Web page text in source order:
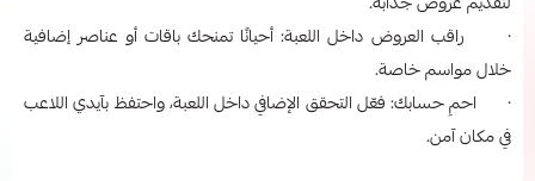
· راقب العروض داخل اللعبة: أحيانًا تمنحك باقات أو عناصر إضافية
خلال مواسم خاصة.
· احمِ حسابك: فعّل التحقق الإضافي داخل اللعبة، واحتفظ بآيدي اللاعب
في مكان آمن.